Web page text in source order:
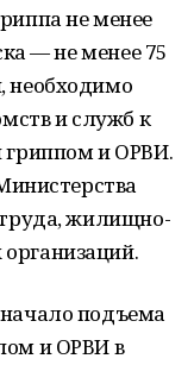
не менее
— не менее 75
необходимо
и служб к
гриппом и ОРВИ.
труда, жилищно-
подъема
и ОРВИ в